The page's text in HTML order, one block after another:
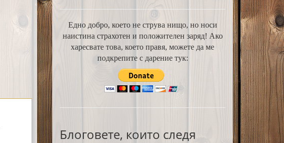
Едно добро, което не струва нищо, но носи
наистина страхотен и положителен заряд! Ако
харесвате това, което правя, можете да ме
подкрепите с дарение тук:
Блоговете, които следя